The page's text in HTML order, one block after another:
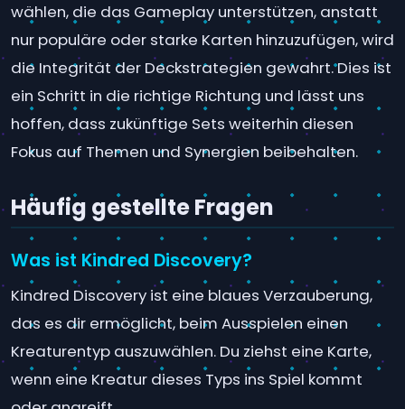
wählen, die das Gameplay unterstützen, anstatt
nur populäre oder starke Karten hinzuzufügen, wird
die Integrität der Deckstrategien gewahrt. Dies ist
ein Schritt in die richtige Richtung und lässt uns
hoffen, dass zukünftige Sets weiterhin diesen
Fokus auf Themen und Synergien beibehalten.
Häufig gestellte Fragen
Was ist Kindred Discovery?
Kindred Discovery ist eine blaues Verzauberung,
das es dir ermöglicht, beim Ausspielen einen
Kreaturentyp auszuwählen. Du ziehst eine Karte,
wenn eine Kreatur dieses Typs ins Spiel kommt